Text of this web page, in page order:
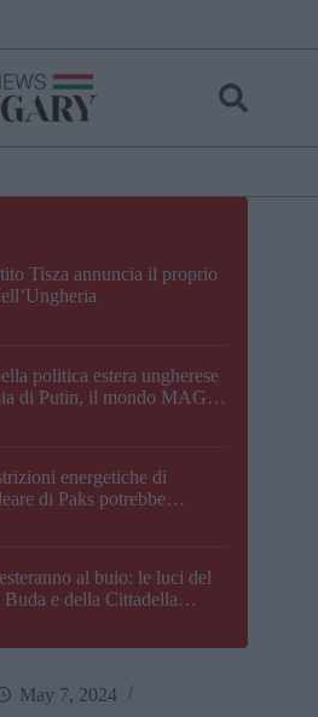
Tisza annuncia il proprio
politica estera ungherese
di Putin, il mondo MAGA,
energetiche di
di Paks potrebbe
al buio: le luci del
e della Cittadella
May 7, 2024